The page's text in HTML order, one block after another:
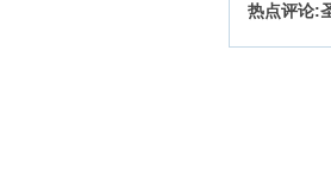
热点评论: